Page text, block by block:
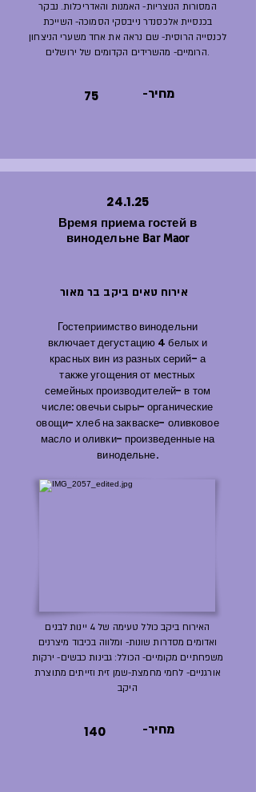
המסורות הנוצריות- האמנות והאדריכלות. נבקר
בכנסיית אלכסנדר נייבסקי הסמוכה- השייכת
לכנסייה הרוסית- שם נראה את אחד משערי הניצחון
הרומיים- מהשרידים הקדומים של ירושלים.
75 -מחיר
24.1.25
Время приема гостей в
винодельне Bar Maor
אירוח טאים ביקב בר מאור
Гостеприимство винодельни
включает дегустацию 4 белых и
красных вин из разных серий- а
также угощения от местных
семейных производителей- в том
числе: овечьи сыры- органические
овощи- хлеб на закваске- оливковое
масло и оливки- произведенные на
винодельне.
האירוח ביקב כולל טעימה של 4 יינות לבנים
ואדומים מסדרות שונות- ומלווה בכיבוד מיצרנים
משפחתיים מקומיים- הכולל: גבינות כבשים- ירקות
אורגניים- לחמי מחמצת-שמן זית וזייתים מתוצרת
היקב
140 -מחיר